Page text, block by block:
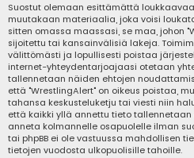
Suostut olemaan esittämättä
muutakaan materiaalia, joka voisi
sitten omassa maassasi, se maa, johon
sijoitettu tai kansainvälisiä lakeja.
välittömästi ja lopullisesti poistaa
internet-yhteydentarjoajaasi otetaan
tallennetaan näiden ehtojen
että "WrestlingAlert" on oikeus poistaa,
tahansa keskusteluketju tai viesti niin
että kaikki yllä annettu tieto
anneta kolmannelle osapuolelle ilman
tai phpBB ei ole vastuussa mahdollisen
tietojen vuodosta ulkopuolisille tahoille.